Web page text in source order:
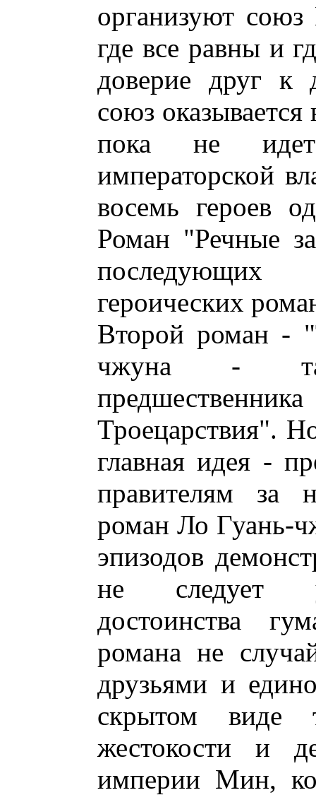
организуют
где все равны и
доверие друг к
союз
пока не
императорской
восемь героев
Роман "Речные
последующих
героических
Второй роман -
чжуна -
Троецарствия".
главная идея -
правителям за
роман Ло Гуань-
эпизодов
не следует
достоинства
романа не
друзьями и
скрытом виде
жестокости и
империи Мин,